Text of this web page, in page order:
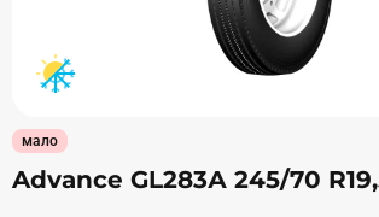
мало
Advance GL283А 245/70